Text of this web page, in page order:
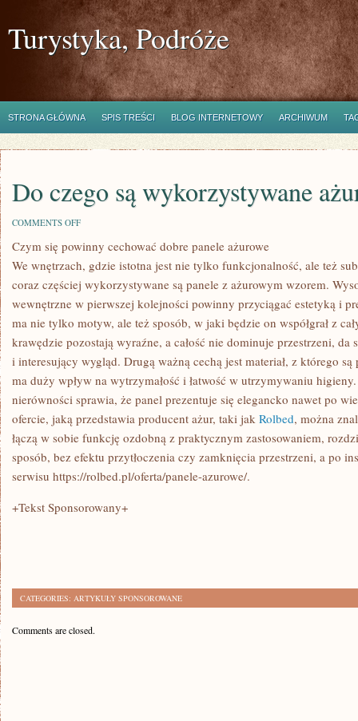
Turystyka, Podróże
STRONA GŁÓWNA SPIS TREŚCI BLOG INTERNETOWY ARCHIWUM
Do czego są wykorzystywane
COMMENTS OFFON
CZEGO
WYKORZYSTYWANE
AŻUROWE
PANELE
Czym się powinny cechować dobre panele ażurowe
We wnętrzach, gdzie istotna jest nie tylko funkcjonalność, ale też
coraz częściej wykorzystywane są panele z ażurowym wzorem.
wewnętrzne w pierwszej kolejności powinny przyciągać estetyką i
ma nie tylko motyw, ale też sposób, w jaki będzie on współgrał z
krawędzie pozostają wyraźne, a całość nie dominuje przestrzeni,
i interesujący wygląd. Drugą ważną cechą jest materiał, z którego
ma duży wpływ na wytrzymałość i łatwość w utrzymywaniu
nierówności sprawia, że panel prezentuje się elegancko nawet po
ofercie, jaką przedstawia producent ażur, taki jak Rolbed, można
łączą w sobie funkcję ozdobną z praktycznym zastosowaniem,
sposób, bez efektu przytłoczenia czy zamknięcia przestrzeni, a po
serwisu https://rolbed.pl/oferta/panele-azurowe/.
+Tekst Sponsorowany+
CATEGORIES: ARTYKUŁY SPONSOROWANE
Comments are closed.